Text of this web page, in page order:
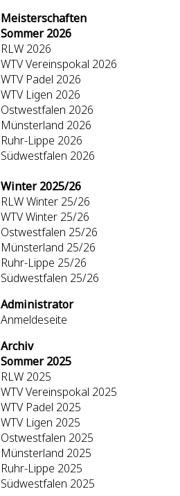
Meisterschaften
Sommer 2026
RLW 2026
WTV Vereinspokal 2026
WTV Padel 2026
WTV Ligen 2026
Ostwestfalen 2026
Münsterland 2026
Ruhr-Lippe 2026
Südwestfalen 2026
Winter 2025/26
RLW Winter 25/26
WTV Winter 25/26
Ostwestfalen 25/26
Münsterland 25/26
Ruhr-Lippe 25/26
Südwestfalen 25/26
Administrator
Anmeldeseite
Archiv
Sommer 2025
RLW 2025
WTV Vereinspokal 2025
WTV Padel 2025
WTV Ligen 2025
Ostwestfalen 2025
Münsterland 2025
Ruhr-Lippe 2025
Südwestfalen 2025